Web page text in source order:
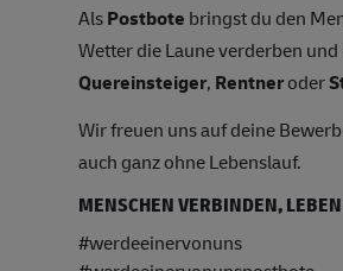
AlsPostbote bringst du den
Wetter die Laune verderben
Quereinsteiger, Rentneroder
Wir freuen uns auf deine
auch ganz ohne Lebenslauf.
MENSCHEN VERBINDEN,
#werdeeinervonuns